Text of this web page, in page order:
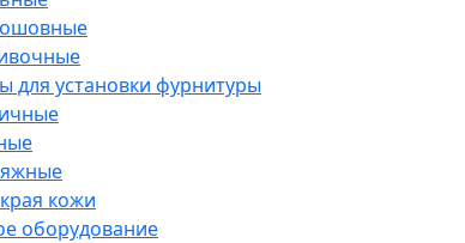
для установки фурнитуры
кожи
оборудование